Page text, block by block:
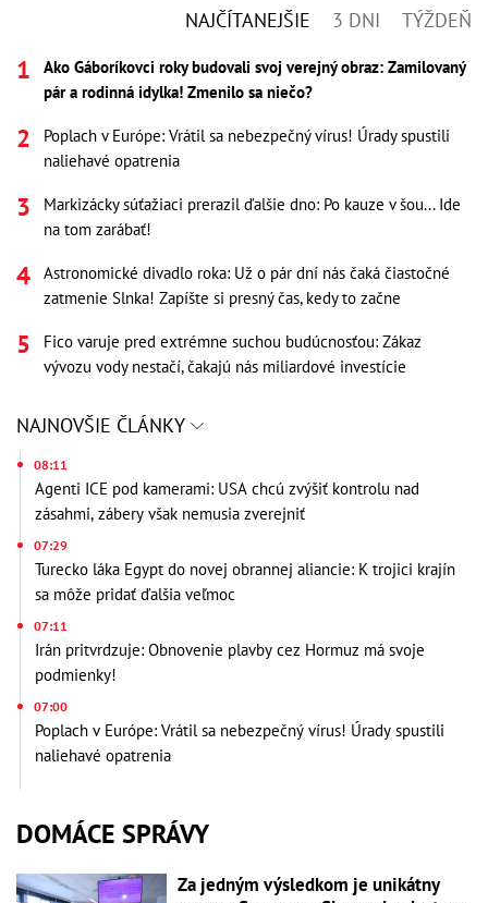
NAJČÍTANEJŠIE 3 DNI TÝŽDEŇ
Ako Gáboríkovci roky budovali svoj verejný obraz: Zamilovaný
pár a rodinná idylka! Zmenilo sa niečo?
Poplach v Európe: Vrátil sa nebezpečný vírus! Úrady spustili
naliehavé opatrenia
Markizácky súťažiaci prerazil ďalšie dno: Po kauze v šou... Ide
na tom zarábať!
Astronomické divadlo roka: Už o pár dní nás čaká čiastočné
zatmenie Slnka! Zapíšte si presný čas, kedy to začne
Fico varuje pred extrémne suchou budúcnosťou: Zákaz
vývozu vody nestačí, čakajú nás miliardové investície
NAJNOVŠIE ČLÁNKY
08:11
Agenti ICE pod kamerami: USA chcú zvýšiť kontrolu nad
zásahmi, zábery však nemusia zverejniť
07:29
Turecko láka Egypt do novej obrannej aliancie: K trojici krajín
sa môže pridať ďalšia veľmoc
07:11
Irán pritvrdzuje: Obnovenie plavby cez Hormuz má svoje
podmienky!
07:00
Poplach v Európe: Vrátil sa nebezpečný vírus! Úrady spustili
naliehavé opatrenia
DOMÁCE SPRÁVY
Za jedným výsledkom je unikátny